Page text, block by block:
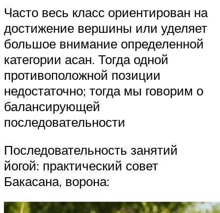
Часто весь класс ориентирован на
достижение вершины или уделяет
большое внимание определенной
категории асан. Тогда одной
противоположной позиции
недостаточно; тогда мы говорим о
балансирующей
последовательности
Последовательность занятий
йогой: практический совет
Бакасана, ворона: